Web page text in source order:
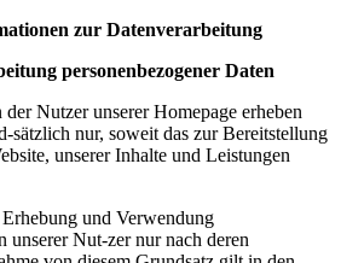
zur Datenverarbeitung
personenbezogener Daten
der Nutzer unserer Homepage erheben
sätzlich nur, soweit das zur Bereitstellung
unserer Inhalte und Leistungen
und Verwendung
unserer Nut-zer nur nach deren